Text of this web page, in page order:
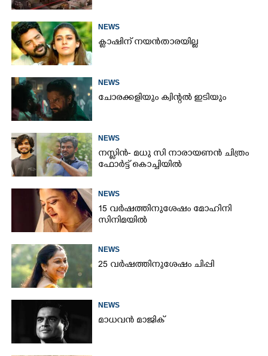
NEWS
ക്ലാഷിന് നയൻതാരയില്ല
NEWS
ചോരക്കളിയും ക്വിന്റൽ ഇടിയും
NEWS
നസ്ലിൻ- മധു സി നാരായണൻ ചിത്രം
ഫോർട്ട് കൊച്ചിയിൽ
NEWS
15 വർഷത്തിനുശേഷം മോഹിനി
സിനിമയിൽ
NEWS
25 വർഷത്തിനുശേഷം ചിപ്പി
NEWS
മാധവൻ മാജിക്